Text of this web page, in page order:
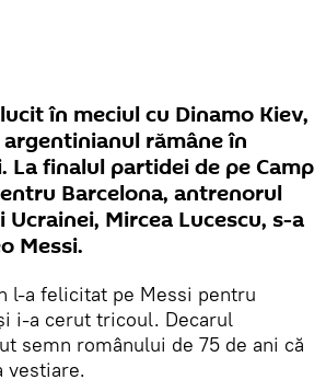
în meciul cu Dinamo Kiev,
rămâne în
finalul partidei de pe Camp
Barcelona, antrenorul
Mircea Lucescu, s-a
Messi.
l-a felicitat pe Messi pentru
i-a cerut tricoul. Decarul
semn românului de 75 de ani că
vestiare.